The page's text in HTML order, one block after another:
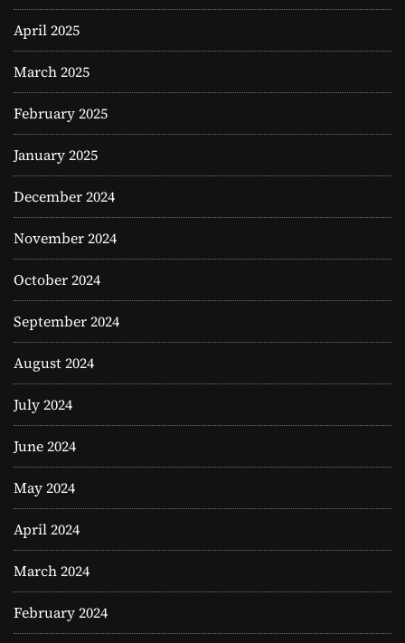
April 2025
March 2025
February 2025
January 2025
December 2024
November 2024
October 2024
September 2024
August 2024
July 2024
June 2024
May 2024
April 2024
March 2024
February 2024